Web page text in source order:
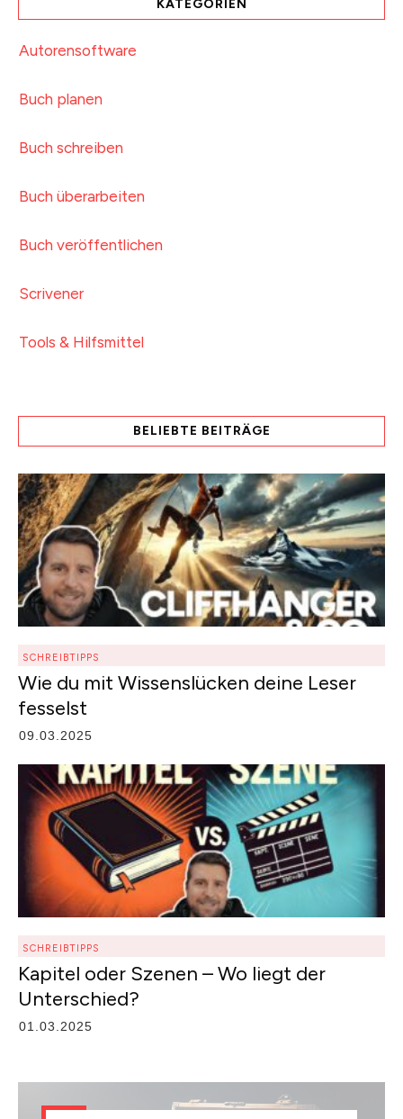
KATEGORIEN
Autorensoftware
Buch planen
Buch schreiben
Buch überarbeiten
Buch veröffentlichen
Scrivener
Tools & Hilfsmittel
BELIEBTE BEITRÄGE
SCHREIBTIPPS
Wie du mit Wissenslücken deine Leser
fesselst
09.03.2025
SCHREIBTIPPS
Kapitel oder Szenen – Wo liegt der
Unterschied?
01.03.2025